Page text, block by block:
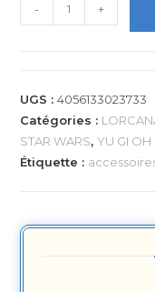
- +
UGS :4056133023733
Catégories :
STAR WARS,YU GI OH
Étiquette :